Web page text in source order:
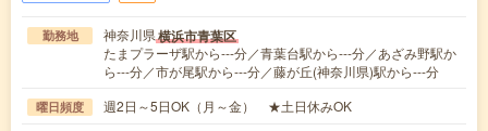
勤務地 神奈川県横浜市青葉区
たまプラーザ駅から---分／青葉台駅から---分／あざみ野駅か
ら---分／市が尾駅から---分／藤が丘(神奈川県)駅から---分
曜日頻度 週2日～5日OK（月～金） ★土日休みOK